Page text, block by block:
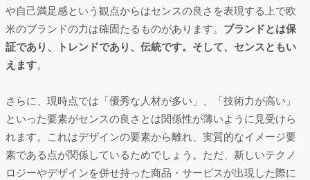
や自己満足感という観点からはセンスの良さを表現する上で欧
米のブランドの力は確固たるものがあります。 ブランドとは保
証であり、トレンドであり、伝統です。そして、センスともい
えます。
さらに、現時点では「優秀な人材が多い」、「技術力が高い」
といった要素がセンスの良さとは関係性が薄いように見受けら
れます。これはデザインの要素から離れ、実質的なイメージ要
素である点が関係しているためでしょう。ただ、新しいテクノ
ロジーやデザインを併せ持った商品・サービスが出現した際に